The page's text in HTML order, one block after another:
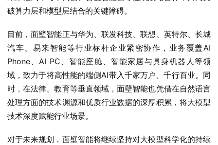
破算力层和模型层结合的关键障碍。
目前，面壁智能正与华为、联发科技、联想、英特尔、长城
汽车、易来智能等行业标杆企业紧密协作，业务覆盖AI
Phone、AI PC、智能座舱、智能家居与具身机器人等领
域，致力于将高性能的端侧AI带入千家万户、千行百业。同
时，在法律、教育等垂直领域，面壁智能也凭借在自然语言
处理方面的技术渊源和优质行业数据的深厚积累，将大模型
技术深度赋能行业场景。
对于未来规划，面壁智能将继续坚持对大模型科学化的持续